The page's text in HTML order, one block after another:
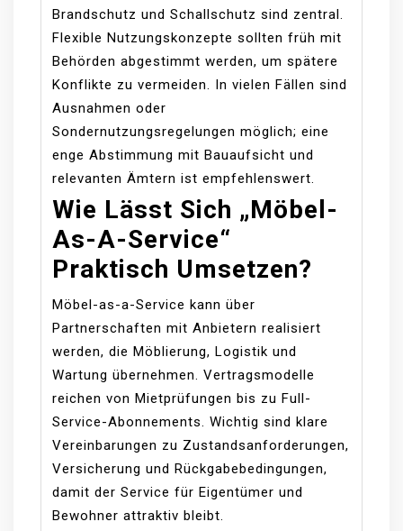
Brandschutz und Schallschutz sind zentral.
Flexible Nutzungskonzepte sollten früh mit
Behörden abgestimmt werden, um spätere
Konflikte zu vermeiden. In vielen Fällen sind
Ausnahmen oder
Sondernutzungsregelungen möglich; eine
enge Abstimmung mit Bauaufsicht und
relevanten Ämtern ist empfehlenswert.
Wie Lässt Sich „Möbel-
As-A-Service“
Praktisch Umsetzen?
Möbel-as-a-Service kann über
Partnerschaften mit Anbietern realisiert
werden, die Möblierung, Logistik und
Wartung übernehmen. Vertragsmodelle
reichen von Mietprüfungen bis zu Full-
Service-Abonnements. Wichtig sind klare
Vereinbarungen zu Zustandsanforderungen,
Versicherung und Rückgabebedingungen,
damit der Service für Eigentümer und
Bewohner attraktiv bleibt.